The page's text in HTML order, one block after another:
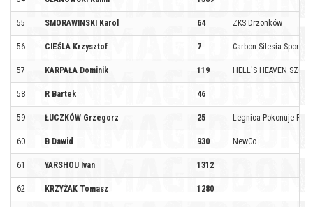
55 SMORAWINSKI Karol 64 ZKS Drzonków
56 CIEŚLA Krzysztof 7 Carbon Silesia Sport
57 KARPAŁA Dominik 119 HELL'S HEAVEN
58 R Bartek 46
59 ŁUCZKÓW Grzegorz 25 Legnica Pokonuje
60 B Dawid 930 NewCo
61 YARSHOU Ivan 1312
62 KRZYŻAK Tomasz 1280